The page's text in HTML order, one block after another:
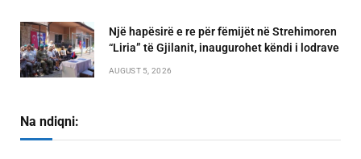
Një hapësirë e re për fëmijët në Strehimoren
“Liria” të Gjilanit, inaugurohet këndi i lodrave
AUGUST 5, 2026
Na ndiqni: